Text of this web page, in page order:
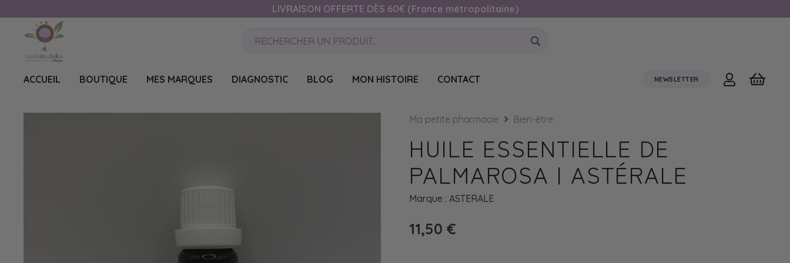
LIVRAISON OFFERTE DÈS 60€ (France métropolitaine)
ACCUEIL BOUTIQUE MES MARQUES DIAGNOSTIC BLOG MON HISTOIRE CONTACT NEWSLETTER
Ma petite pharmacie Bien-être
HUILE ESSENTIELLE DE
PALMAROSA | ASTÉRALE
Marque : ASTERALE
11,50 €